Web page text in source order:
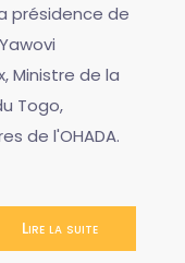
présidence de
Ministre de la
Togo,
de l'OHADA.
Lire la suite